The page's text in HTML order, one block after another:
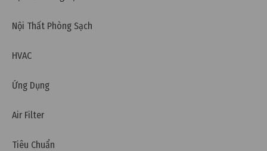
Thông gió tự nhiên là gì? Các phương pháp thông
gió tự nhiên phổ biến
Nội Thất Phòng Sạch
HVAC
Ứng Dụng
Air Filter
Tiêu Chuẩn